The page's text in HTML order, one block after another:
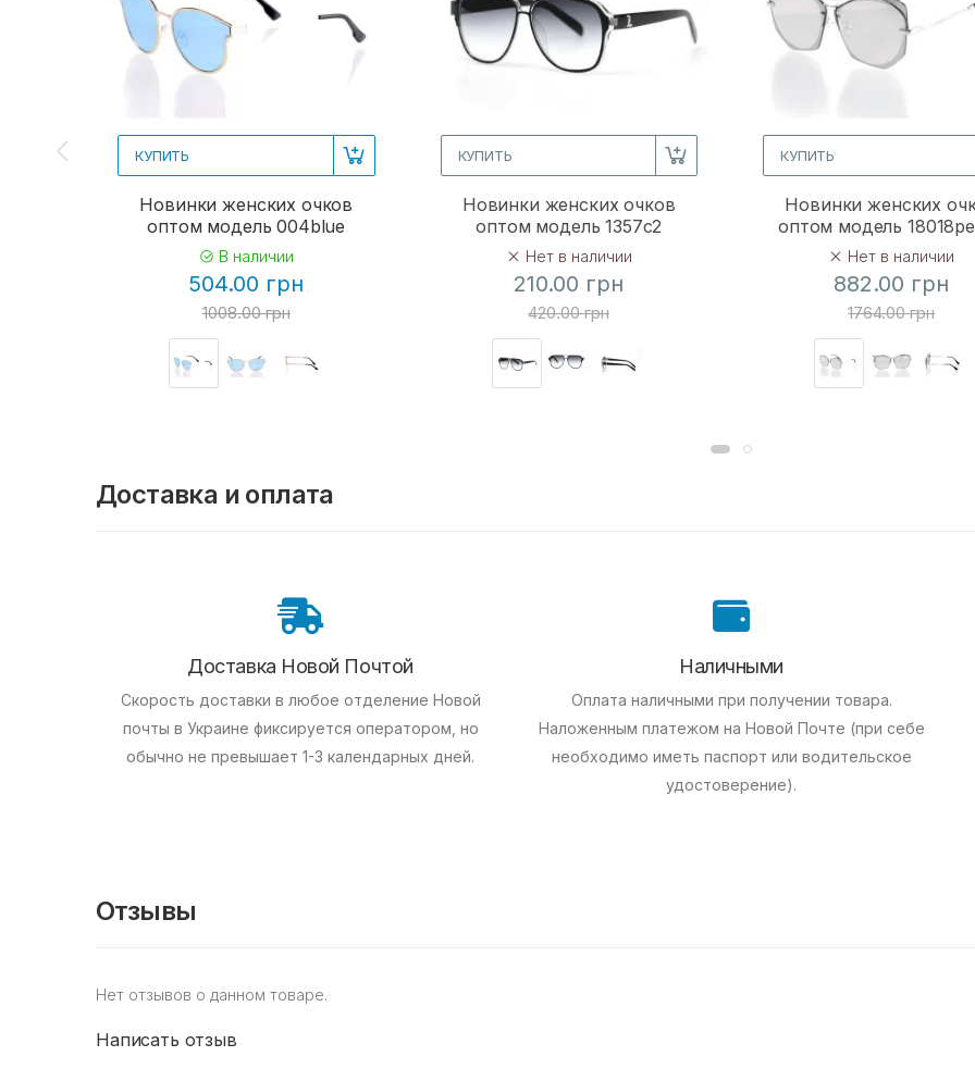
КУПИТЬ
Новинки женских очков
оптом модель 004blue
В наличии
504.00 грн
1008.00 грн
КУПИТЬ
Новинки женских очков
оптом модель 1357c2
Нет в наличии
210.00 грн
420.00 грн
КУПИТЬ
Новинки женских
оптом модель
Нет в наличии
882.00 грн
1764.00 грн
Доставка и оплата
Доставка Новой Почтой
Скорость доставки в любое отделение Новой
почты в Украине фиксируется оператором, но
обычно не превышает 1-3 календарных дней.
Наличными
Оплата наличными при получении товара.
Наложенным платежом на Новой Почте (при себе
необходимо иметь паспорт или водительское
удостоверение).
Отзывы
Нет отзывов о данном товаре.
Написать отзыв